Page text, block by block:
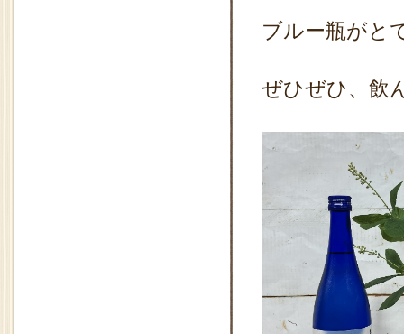
ブルー瓶がと
ぜひぜひ、飲